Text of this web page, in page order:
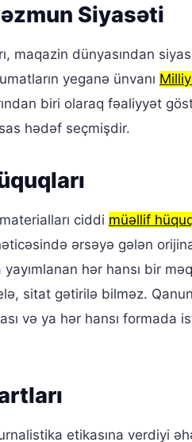
Siyasəti
maqazin dünyasından
yeganə ünvanı
biri olaraq fəaliyyət
hədəf seçmişdir.
ciddi müəllif
ərsəyə gələn
hər hansı bir
sitat gətirilə bilməz.
və ya hər hansı formada
etikasına verdiyi